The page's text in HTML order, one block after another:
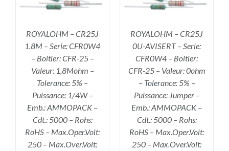
ROYALOHM – CR25J
1.8M – Serie: CFR0W4
– Boitier: CFR-25 –
Valeur: 1,8Mohm –
Tolerance: 5% –
Puissance: 1/4W –
Emb.: AMMOPACK –
Cdt.: 5000 – Rohs:
RoHS – Max.Oper.Volt:
250 – Max.Over.Volt:
/
DÉTAILS
ROYALOHM – CR25J
0U-AVISERT – Serie:
CFR0W4 – Boitier:
CFR-25 – Valeur: 0ohm
– Tolerance: 5% –
Puissance: Jumper –
Emb.: AMMOPACK –
Cdt.: 5000 – Rohs:
RoHS – Max.Oper.Volt:
250 – Max.Over.Volt: